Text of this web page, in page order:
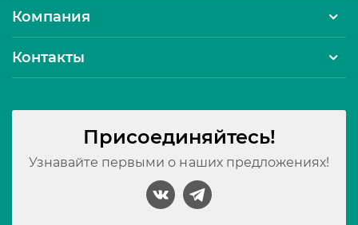
Компания
Контакты
Присоединяйтесь!
Узнавайте первыми о наших предложениях!